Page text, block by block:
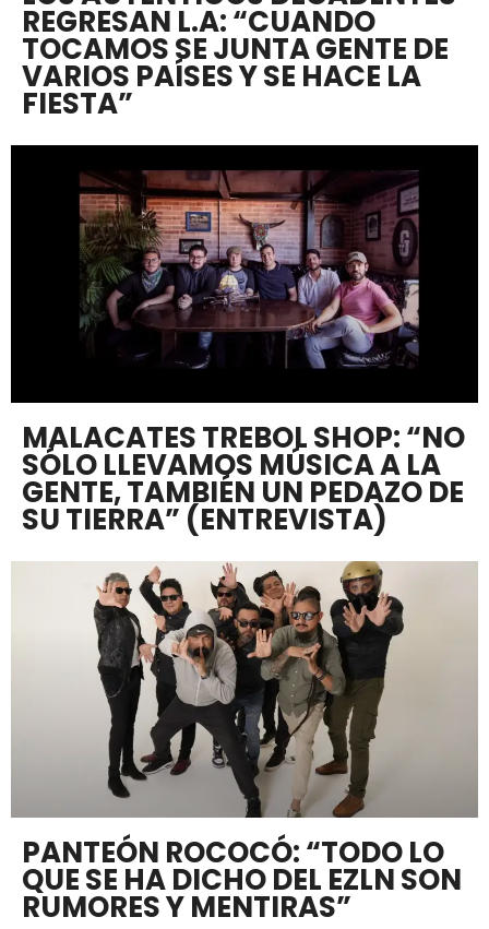
REGRESAN L.A: “CUANDO
TOCAMOS SE JUNTA GENTE DE
VARIOS PAÍSES Y SE HACE LA
FIESTA”
MALACATES TREBOL SHOP: “NO
SÓLO LLEVAMOS MÚSICA A LA
GENTE, TAMBIÉN UN PEDAZO DE
SU TIERRA” (ENTREVISTA)
PANTEÓN ROCOCÓ: “TODO LO
QUE SE HA DICHO DEL EZLN SON
RUMORES Y MENTIRAS”